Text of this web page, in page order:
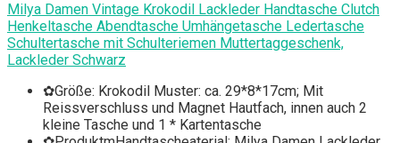
Milya Damen Vintage Krokodil Lackleder Handtasche Clutch
Henkeltasche Abendtasche Umhängetasche Ledertasche
Schultertasche mit Schulteriemen Muttertaggeschenk,
Lackleder Schwarz
✿Größe: Krokodil Muster: ca. 29*8*17cm; Mit
Reissverschluss und Magnet Hautfach, innen auch 2
kleine Tasche und 1 * Kartentasche